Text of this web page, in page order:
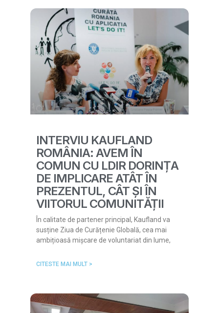
INTERVIU KAUFLAND
ROMÂNIA: AVEM ÎN
COMUN CU LDIR DORINȚA
DE IMPLICARE ATÂT ÎN
PREZENTUL, CÂT ȘI ÎN
VIITORUL COMUNITĂȚII
În calitate de partener principal, Kaufland va
susține Ziua de Curățenie Globală, cea mai
ambițioasă mișcare de voluntariat din lume,
CITESTE MAI MULT >